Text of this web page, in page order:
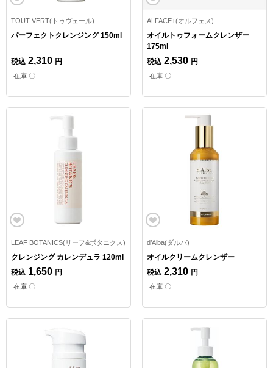
TOUT VERT(トゥヴェール)
パーフェクトクレンジング 150ml
税込 2,310 円
在庫 〇
ALFACE+(オルフェス)
オイルトゥフォームクレンザー
175ml
税込 2,530 円
在庫 〇
LEAF BOTANICS(リーフ&ボタニクス)
クレンジング カレンデュラ 120ml
税込 1,650 円
在庫 〇
d’Alba(ダルバ)
オイルクリームクレンザー
税込 2,310 円
在庫 〇